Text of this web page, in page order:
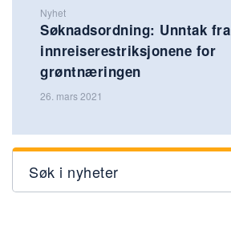
Nyhet
Søknadsordning: Unntak fra
innreiserestriksjonene for
grøntnæringen
26. mars 2021
Søk i nyheter